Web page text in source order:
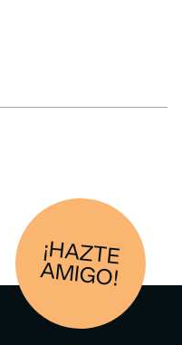
¡HAZTE
AM
IGO!